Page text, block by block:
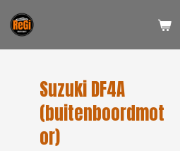
Suzuki DF4A
(buitenboordmot
or)